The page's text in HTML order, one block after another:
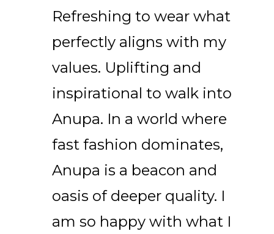
Refreshing to wear what
perfectly aligns with my
values. Uplifting and
inspirational to walk into
Anupa. In a world where
fast fashion dominates,
Anupa is a beacon and
oasis of deeper quality. I
am so happy with what I